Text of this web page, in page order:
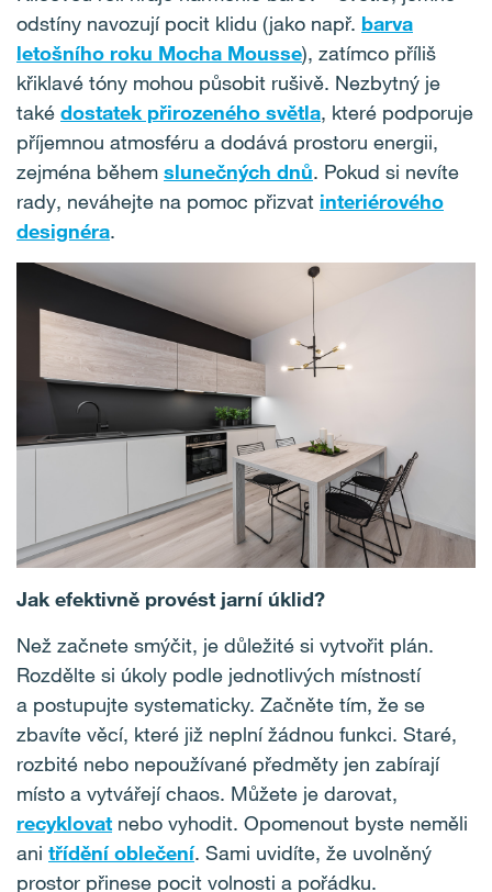
odstíny navozují pocit klidu (jako např. barva
letošního roku Mocha Mousse), zatímco příliš
křiklavé tóny mohou působit rušivě. Nezbytný je
také dostatek přirozeného světla, které podporuje
příjemnou atmosféru a dodává prostoru energii,
zejména během slunečných dnů. Pokud si nevíte
rady, neváhejte na pomoc přizvat interiérového
designéra.
Jak efektivně provést jarní úklid?
Než začnete smýčit, je důležité si vytvořit plán.
Rozdělte si úkoly podle jednotlivých místností
a postupujte systematicky. Začněte tím, že se
zbavíte věcí, které již neplní žádnou funkci. Staré,
rozbité nebo nepoužívané předměty jen zabírají
místo a vytvářejí chaos. Můžete je darovat,
recyklovat nebo vyhodit. Opomenout byste neměli
ani třídění oblečení. Sami uvidíte, že uvolněný
prostor přinese pocit volnosti a pořádku.